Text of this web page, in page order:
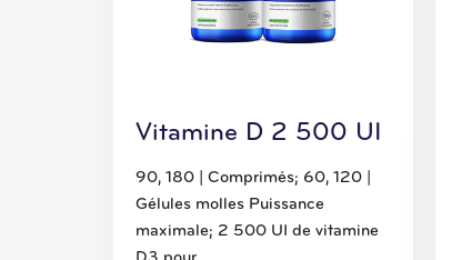
Vitamine D 2 500 UI
90, 180 | Comprimés; 60, 120 |
Gélules molles Puissance
maximale; 2 500 UI de vitamine